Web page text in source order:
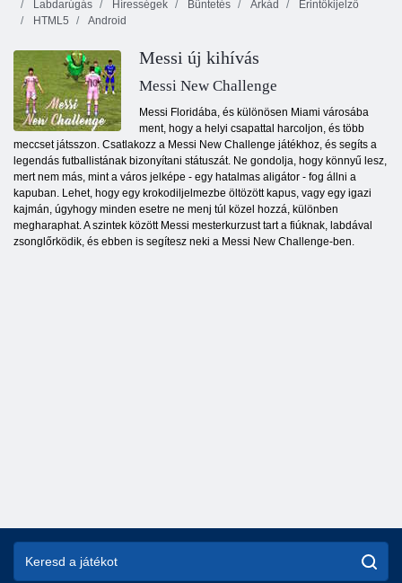
Labdarúgás
Hírességek Büntetés Árkád
Érintőkijelző
HTML5
Android
Messi új kihívás
Messi New Challenge
Messi Floridába, és különösen Miami városába
ment, hogy a helyi csapattal harcoljon, és több
meccset játsszon. Csatlakozz a Messi New Challenge játékhoz, és segíts a
legendás futballistának bizonyítani státuszát. Ne gondolja, hogy könnyű lesz,
mert nem más, mint a város jelképe - egy hatalmas aligátor - fog állni a
kapuban. Lehet, hogy egy krokodiljelmezbe öltözött kapus, vagy egy igazi
kajmán, úgyhogy minden esetre ne menj túl közel hozzá, különben
megharaphat. A szintek között Messi mesterkurzust tart a fiúknak, labdával
zsonglőrködik, és ebben is segítesz neki a Messi New Challenge-ben.